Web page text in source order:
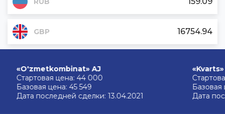
GBP 16754.94
AJ
цена: 44 000
цена: 45 549
последней сделки: 13.04.2021
«Kvarts» AJ
Стартовая
Базовая
Дата